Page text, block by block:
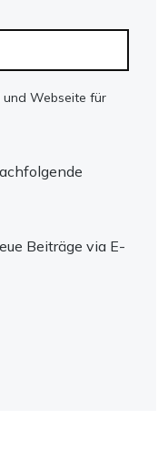
und Webseite für
Beiträge via E-